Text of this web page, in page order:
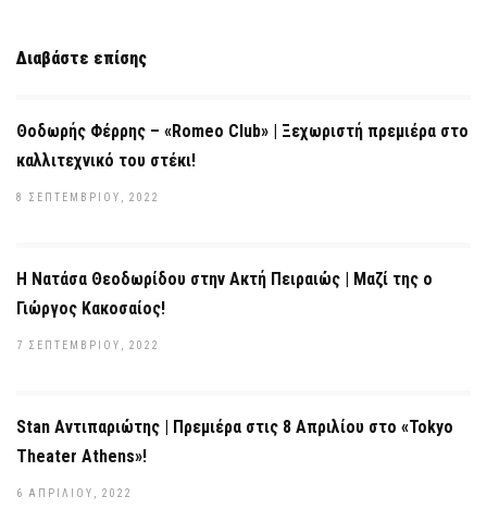
Διαβάστε επίσης
Θοδωρής Φέρρης – «Romeo Club» | Ξεχωριστή πρεμιέρα στο
καλλιτεχνικό του στέκι!
8 ΣΕΠΤΕΜΒΡΊΟΥ, 2022
Η Νατάσα Θεοδωρίδου στην Ακτή Πειραιώς | Μαζί της ο
Γιώργος Κακοσαίος!
7 ΣΕΠΤΕΜΒΡΊΟΥ, 2022
Stan Αντιπαριώτης | Πρεμιέρα στις 8 Απριλίου στο «Tokyo
Theater Athens»!
6 ΑΠΡΙΛΊΟΥ, 2022